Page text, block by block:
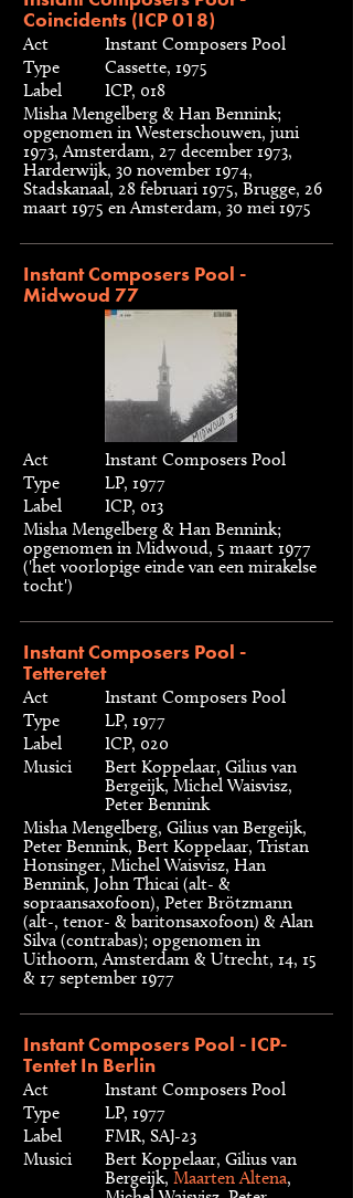
Coincidents (ICP 018)
Act
Instant Composers Pool
Type
Cassette, 1975
Label
ICP, 018
Misha Mengelberg & Han Bennink;
opgenomen in Westerschouwen, juni
1973, Amsterdam, 27 december 1973,
Harderwijk, 30 november 1974,
Stadskanaal, 28 februari 1975, Brugge, 26
maart 1975 en Amsterdam, 30 mei 1975
Instant Composers Pool -
Midwoud 77
Act
Instant Composers Pool
Type
LP, 1977
Label
ICP, 013
Misha Mengelberg & Han Bennink;
opgenomen in Midwoud, 5 maart 1977
('het voorlopige einde van een mirakelse
tocht')
Instant Composers Pool -
Tetteretet
Act
Instant Composers Pool
Type
LP, 1977
Label
ICP, 020
Musici
Bert Koppelaar, Gilius van
Bergeijk, Michel Waisvisz,
Peter Bennink
Misha Mengelberg, Gilius van Bergeijk,
Peter Bennink, Bert Koppelaar, Tristan
Honsinger, Michel Waisvisz, Han
Bennink, John Thicai (alt- &
sopraansaxofoon), Peter Brötzmann
(alt-, tenor- & baritonsaxofoon) & Alan
Silva (contrabas); opgenomen in
Uithoorn, Amsterdam & Utrecht, 14, 15
& 17 september 1977
Instant Composers Pool - ICP-
Tentet In Berlin
Act
Instant Composers Pool
Type
LP, 1977
Label
FMR, SAJ-23
Musici
Bert Koppelaar, Gilius van
Bergeijk, Maarten Altena,